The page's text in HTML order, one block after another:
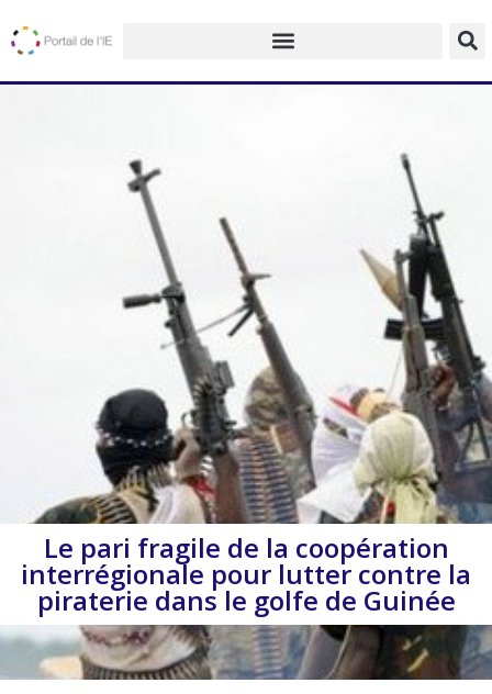
Le pari fragile de la coopération
interrégionale pour lutter contre la
piraterie dans le golfe de Guinée